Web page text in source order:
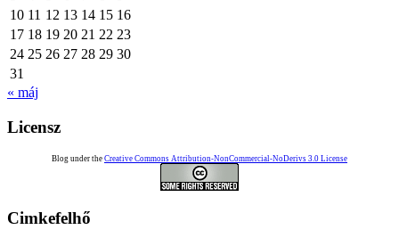
10 11 12 13 14 15 16
17 18 19 20 21 22 23
24 25 26 27 28 29 30
31
« máj
Licensz
Blog under the Creative Commons Attribution-NonCommercial-NoDerivs 3.0 License
Cimkefelhő